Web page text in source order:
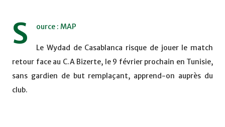
S ource : MAP
Le Wydad de Casablanca risque de jouer le match
retour face au C.A Bizerte, le 9 février prochain en Tunisie,
sans gardien de but remplaçant, apprend-on auprès du
club.